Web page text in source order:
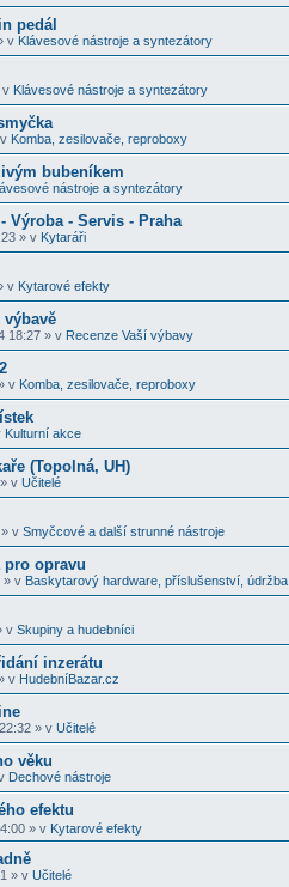
pedál
v Klávesové nástroje a syntezátory
v Klávesové nástroje a syntezátory
Komba, zesilovače, reproboxy
bubeníkem
nástroje a syntezátory
Výroba - Servis - Praha
» v Kytaráři
v Kytarové efekty
výbavě
18:27 » v Recenze Vaší výbavy
v Komba, zesilovače, reproboxy
Kulturní akce
(Topolná, UH)
» v Učitelé
» v Smyčcové a další strunné nástroje
pro opravu
» v Baskytarový hardware, příslušenství, údržba
v Skupiny a hudebníci
inzerátu
v HudebníBazar.cz
» v Učitelé
věku
Dechové nástroje
efektu
» v Kytarové efekty
» v Učitelé